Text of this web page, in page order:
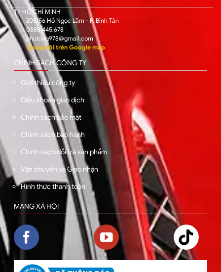
TP HỒ CHÍ MINH
205/56 Hồ Ngọc Lãm - P. Bình Tân
0588.445.678
phutung978@gmail.com
Chúng tôi trên Google map
CHÍNH SÁCH CÔNG TY
Giới thiệu công ty
Điều khoản giao dịch
Chính sách bảo mật
Chính sách bảo hành
Chính sách đổi trả sản phẩm
Vận chuyển và Giao nhận
Hình thức thanh toán
MẠNG XÃ HỘI